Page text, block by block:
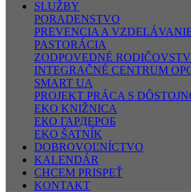
SLUŽBY
PORADENSTVO
PREVENCIA A
PASTORÁCIA
ZODPOVEDNÉ
INTEGRAČNÉ CENTRUM
SMART UA
PROJEKT PRÁCA S
EKO KNIŽNICA
ЕКО ГАРДЕРОБ
EKO ŠATNÍK
DOBROVOĽNÍCTVO
KALENDÁR
CHCEM PRISPEŤ
KONTAKT